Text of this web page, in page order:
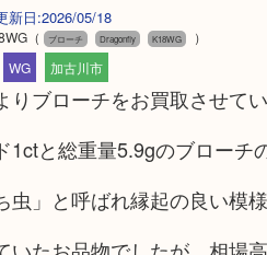
日:2026/05/18
（ ブローチ Dragonfly K18WG
）
WG 加古川市
りブローチをお買取させて
1ctと総重量5.9gのブローチ
虫」と呼ばれ縁起の良い模